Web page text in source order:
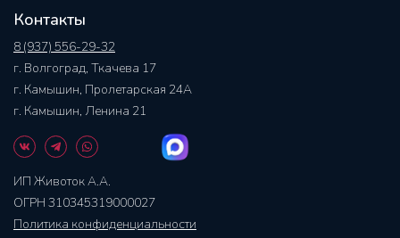
Контакты
8 (937) 556-29-32
г. Волгоград, Ткачева 17
ИП Животок А.А.
ОГРН 310345319000027
Политика конфиденциальности
г. Камышин, Пролетарская 24А
г. Камышин, Ленина 21